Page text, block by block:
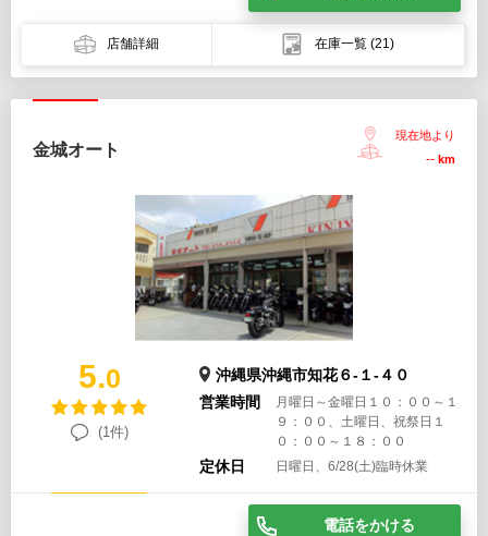
店舗詳細 在庫一覧 (21)
金城オート
現在地より
-- km
5.0
(1件)
沖縄県沖縄市知花６-１-４０
営業時間
月曜日～金曜日１０：００～１
９：００、土曜日、祝祭日１
０：００～１８：００
定休日 日曜日、6/28(土)臨時休業
電話をかける